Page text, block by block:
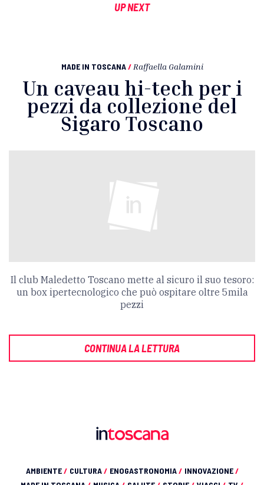
UP NEXT
MADE IN TOSCANA / Raffaella Galamini
Un caveau hi-tech per i
pezzi da collezione del
Sigaro Toscano
Il club Maledetto Toscano mette al sicuro il suo tesoro:
un box ipertecnologico che può ospitare oltre 5mila
pezzi
CONTINUA LA LETTURA
AMBIENTE/ CULTURA/ ENOGASTRONOMIA/ INNOVAZIONE/